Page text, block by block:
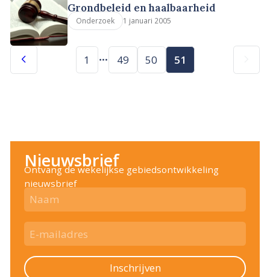
Grondbeleid en haalbaarheid
Onderzoek 1 januari 2005
1 49 50 51
Nieuwsbrief
Ontvang de wekelijkse gebiedsontwikkeling
nieuwsbrief
Inschrijven